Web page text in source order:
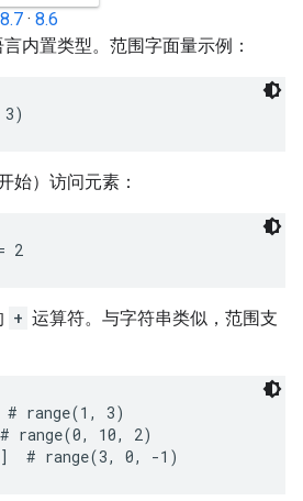
8.7 · 8.6
内置类型。范围字面量示例：
始）访问元素：
2
+ 运算符。与字符串类似，范围支
range(1, 3)
range(0, 10, 2)
# range(3, 0, -1)